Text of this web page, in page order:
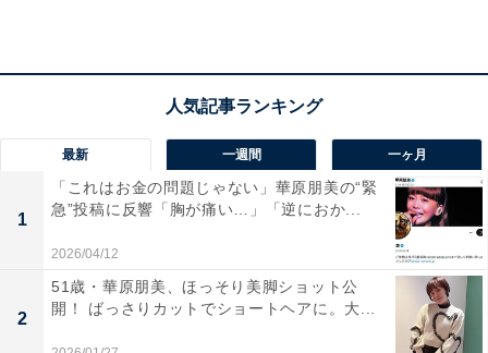
最新 一週間 一ヶ月
1
「これはお金の問題じゃない」華原朋美の“緊
急”投稿に反響「胸が痛い…」「逆におか...
2026/04/12
2
51歳・華原朋美、ほっそり美脚ショット公
開！ ばっさりカットでショートヘアに。大...